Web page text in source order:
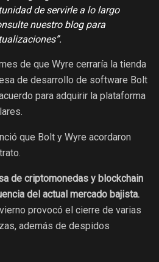
de servirle a lo largo
nuestro blog para
de que Wyre cerraría la tienda
de desarrollo de software Bolt
para adquirir la plataforma
que Bolt y Wyre acordaron
de criptomonedas y blockchain
del actual mercado bajista.
provocó el cierre de varias
además de despidos